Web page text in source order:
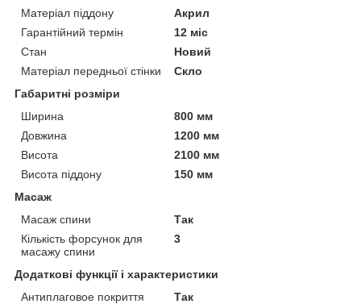
Матеріал піддону
Акрил
Гарантійний термін
12 міс
Стан
Новий
Матеріал передньої стінки
Скло
Габаритні розміри
Ширина
800 мм
Довжина
1200 мм
Висота
2100 мм
Висота піддону
150 мм
Масаж
Масаж спини
Так
Кількість форсунок для
масажу спини
3
Додаткові функції і характеристики
Антиплаговое покриття
Так